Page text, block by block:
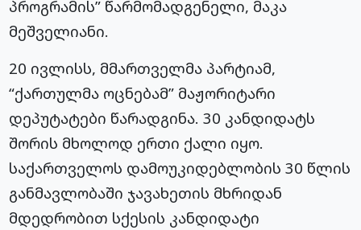
პროგრამის” წარმომადგენელი, მაკა
მეშველიანი.
20 ივლისს, მმართველმა პარტიამ,
“ქართულმა ოცნებამ” მაჟორიტარი
დეპუტატები წარადგინა. 30 კანდიდატს
შორის მხოლოდ ერთი ქალი იყო.
საქართველოს დამოუკიდებლობის 30 წლის
განმავლობაში ჯავახეთის მხრიდან
მდედრობით სქესის კანდიდატი